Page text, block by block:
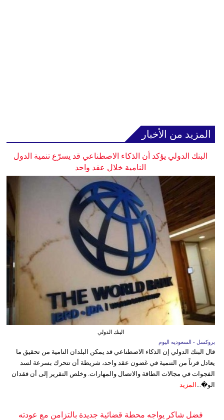
المزيد من الأخبار
البنك الدولي يؤكد أن الذكاء الاصطناعي قد يسرّع تنمية الدول
النامية خلال عقد واحد
البنك الدولي
بروكسل - السعوديه اليوم
قال البنك الدولي إن الذكاء الاصطناعي قد يمكن البلدان النامية من تحقيق ما
يعادل قرناً من التنمية في غضون عقد واحد، شريطة أن تتحرك بسرعة لسد
الفجوات في مجالات الطاقة والاتصال والمهارات. وخلص التقرير إلى أن فقدان
الو�...
المزيد
فضل شاكر يواجه محطة قضائية جديدة بالتزامن مع عودته